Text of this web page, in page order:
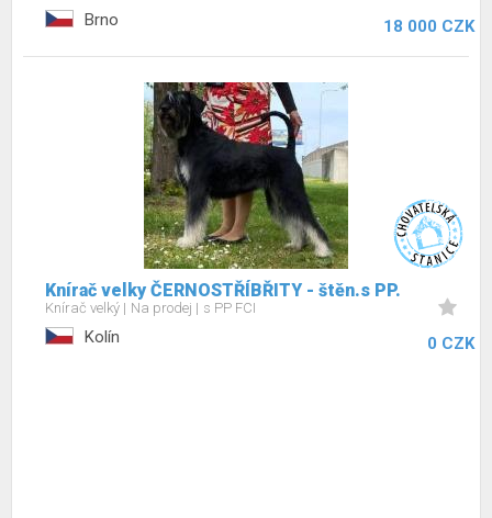
Brno 18 000 CZK
Knírač velky ČERNOSTŘÍBŘITY - štěn.s PP.
Knírač velký Na prodej s PP FCI
Kolín 0 CZK